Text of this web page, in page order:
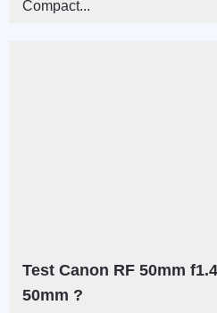
Compact...
Test Canon RF 50mm
50mm ?